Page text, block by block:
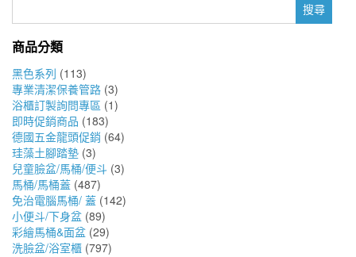
鍵
商品分類
黑色系列 (113)
專業清潔保養管路 (3)
浴櫃訂製詢問專區 (1)
即時促銷商品 (183)
德國五金龍頭促銷 (64)
珪藻土腳踏墊 (3)
兒童臉盆/馬桶/便斗 (3)
馬桶/馬桶蓋 (487)
免治電腦馬桶/ 蓋 (142)
小便斗/下身盆 (89)
彩繪馬桶&面盆 (29)
洗臉盆/浴室櫃 (797)